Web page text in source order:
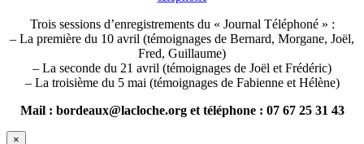
Trois sessions d’enregistrements du « Journal Téléphoné » :
– La première du 10 avril (témoignages de Bernard, Morgane, Joël,
Fred, Guillaume)
– La seconde du 21 avril (témoignages de Joël et Frédéric)
– La troisième du 5 mai (témoignages de Fabienne et Hélène)
Mail : bordeaux@lacloche.org et téléphone : 07 67 25 31 43
×